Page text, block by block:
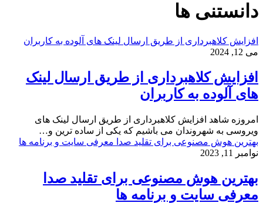
دانستنی ها
افزایش کلاهبرداری از طریق ارسال لینک های آلوده به کاربران
می 12, 2024
افزایش کلاهبرداری از طریق ارسال لینک
های آلوده به کاربران
امروزه شاهد افزایش کلاهبرداری از طریق ارسال لینک های
ویروسی به شهروندان می باشیم که یکی از ساده ترین و…
بهترین هوش مصنوعی برای تقلید صدا معرفی سایت و برنامه ها
نوامبر 11, 2023
بهترین هوش مصنوعی برای تقلید صدا
معرفی سایت و برنامه ها